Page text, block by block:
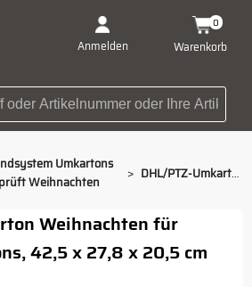
Anmelden Warenkorb
0
Suchbegriff oder
Umkartons
Weihnachten
> DHL/PTZ-Umkarton Christmas Time für 6er Präsentkartons
Weihnachten für
42,5 x 27,8 x 20,5 cm